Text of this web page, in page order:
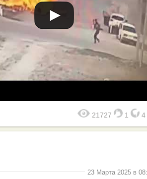
21727 1 4
23 Марта 2025 в